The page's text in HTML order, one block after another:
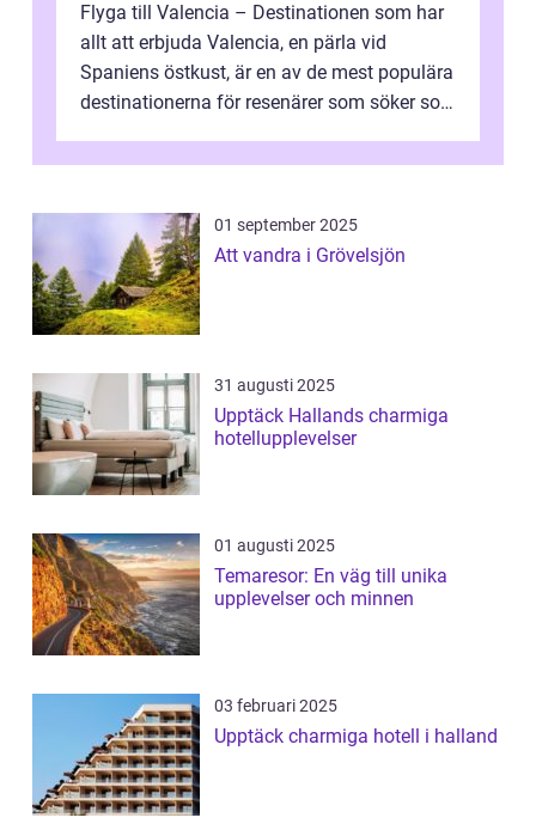
Flyga till Valencia – Destinationen som har
allt att erbjuda Valencia, en pärla vid
Spaniens östkust, är en av de mest populära
destinationerna för resenärer som söker sol,
01 september 2025
Att vandra i Grövelsjön
31 augusti 2025
Upptäck Hallands charmiga
hotellupplevelser
01 augusti 2025
Temaresor: En väg till unika
upplevelser och minnen
03 februari 2025
Upptäck charmiga hotell i halland